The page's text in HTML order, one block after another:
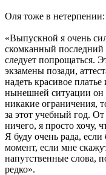
Оля тоже в нетерпении:
«Выпускной я очень
скомканный
следует попрощаться.
экзамены позади,
надеть красивое
нынешней ситуации он
никакие ограничения,
за этот учебный год.
ничего, я просто хочу,
Я буду очень рада,
момент, если мне
напутственные слова,
редко».